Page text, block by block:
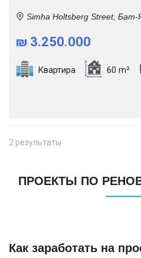
Simha Holtsberg Street,
₪ 3.250.000
Квартира 60 m²
2 результаты
ПРОЕКТЫ ПО
Как заработать на